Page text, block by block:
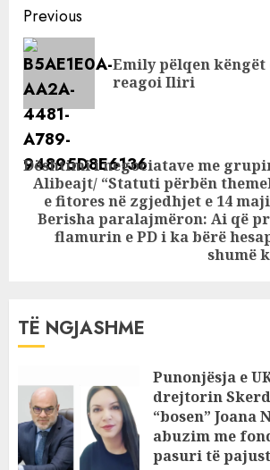
fitojë PS në
zgjedhjet e 14
Majit
Continue
Reading
Previous
Emily pëlqen
reagoi Iliri
Next
post:
Dështimi i negociatave me
Alibeajt/ “Statuti përbën
e fitores në zgjedhjet e 14
Berisha paralajmëron: Ai që
flamurin e PD i ka bërë
shumë
TË NGJASHME
Punonjësja e
drejtorin
“bosen” Joana
abuzim me
pasuri të